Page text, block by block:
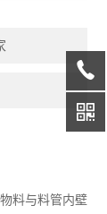
料与料管内壁